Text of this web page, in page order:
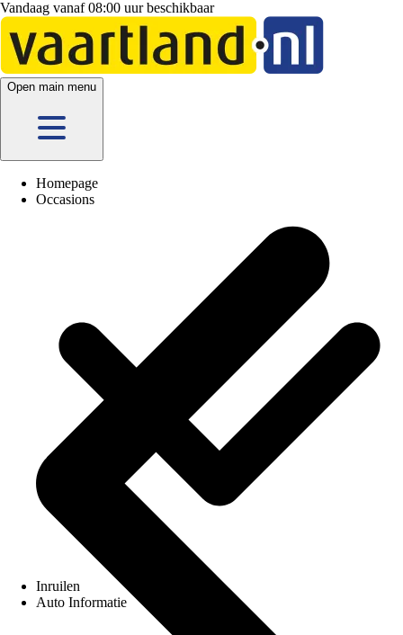
Vandaag vanaf 08:00 uur beschikbaar
Vandaag vanaf 08:00 uur beschikbaar
Open main menu
Homepage
Occasions
Inruilen
Auto Informatie